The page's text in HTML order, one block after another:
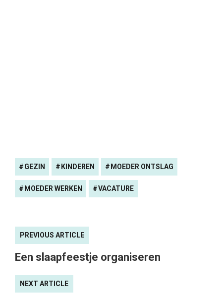
GEZIN KINDEREN MOEDER ONTSLAG
MOEDER WERKEN VACATURE
PREVIOUS ARTICLE
Een slaapfeestje organiseren
NEXT ARTICLE